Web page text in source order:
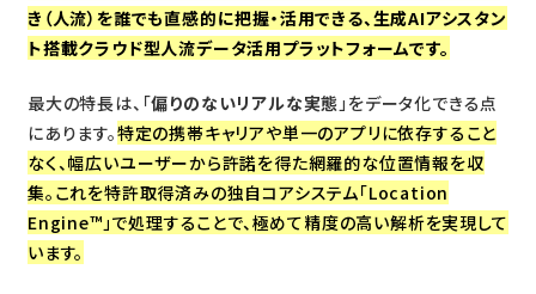
き（人流）を誰でも直感的に把握・活用できる、生成AIアシスタン
ト搭載クラウド型人流データ活用プラットフォームです。
最大の特長は、「偏りのないリアルな実態」をデータ化できる点
にあります。特定の携帯キャリアや単一のアプリに依存すること
なく、幅広いユーザーから許諾を得た網羅的な位置情報を収
集。これを特許取得済みの独自コアシステム「Location
Engine™」で処理することで、極めて精度の高い解析を実現して
います。